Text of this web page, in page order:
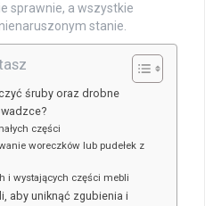
sprawnie, a wszystkie
stanie.
śruby oraz drobne
części
woreczków lub pudełek z
i wystających części mebli
aby uniknąć zgubienia i